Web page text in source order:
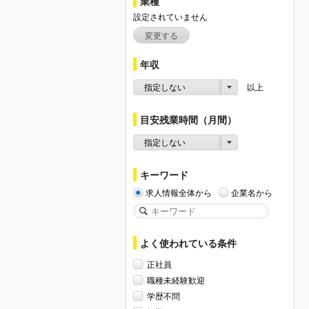
設定されていません
変更する
年収
指定しない 以上
目安残業時間（月間）
指定しない
キーワード
求人情報全体から 企業名から
よく使われている条件
正社員
職種未経験歓迎
学歴不問